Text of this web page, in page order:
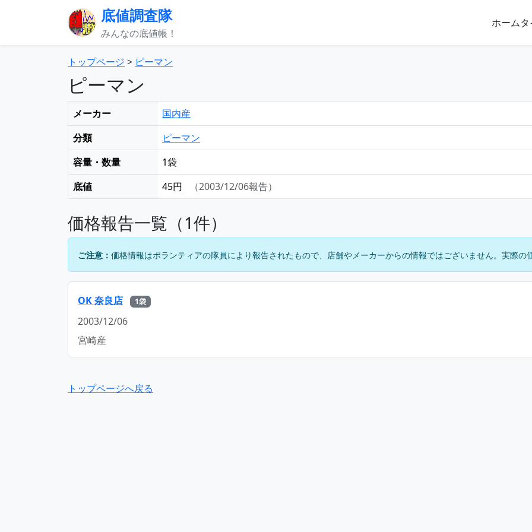
底値調査隊
みんなの底値帳！
ホーム
トップページ > ピーマン
ピーマン
メーカー
国内産
分類
ピーマン
容量・数量
1袋
底値
45円 （2003/12/06報告）
価格報告一覧（1件）
ご注意： 価格情報はボランティアの隊員により報告されたもので、店舗やメーカーからの情報ではございません。実際の
OK 奈良店 1袋
2003/12/06
宮崎産
トップページへ戻る